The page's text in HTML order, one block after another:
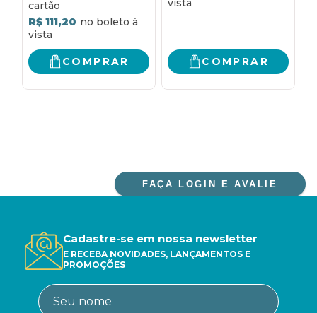
R$ 111,20
COMPRAR COMPRAR
FAÇA LOGIN E AVALIE
Cadastre-se em nossa newsletter
E RECEBA NOVIDADES, LANÇAMENTOS E
PROMOÇÕES